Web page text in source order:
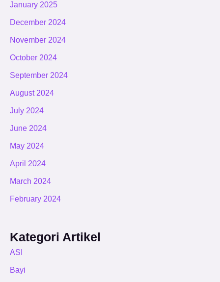
January 2025
December 2024
November 2024
October 2024
September 2024
August 2024
July 2024
June 2024
May 2024
April 2024
March 2024
February 2024
Kategori Artikel
ASI
Bayi